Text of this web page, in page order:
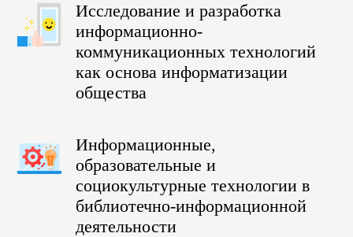
Исследование и разработка
информационно-
коммуникационных технологий
как основа информатизации
общества
Информационные,
образовательные и
социокультурные технологии в
библиотечно-информационной
деятельности